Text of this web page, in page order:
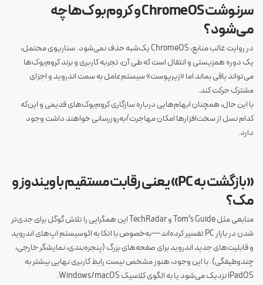
سرنوشت ChromeOS و کروم‌بوک‌ها چه
می‌شود؟
در روایت غالب منابع، ChromeOS یک‌شبه حذف نمی‌شود. سناریوی محتمل،
یک دوره همزیستی و انتقال است که طی آن، تجربه کاربری و برند کروم‌بوک‌ها
می‌تواند باقی بماند اما «زیرپوست» سیستم‌عامل به سمت اندروید و اجزای
مشترک حرکت کند.
با این حال، همچنان ابهام‌هایی درباره سازگاری کروم‌بوک‌های قدیمی و این‌که
کدام نسل از سخت‌افزارها امکان مهاجرت/به‌روزرسانی خواهند داشت وجود
دارد.
«بازگشت به PC» یعنی رقابت مستقیم با ویندوز و
مک؟
منابعی مثل Tom’s Guide و TechRadar این همگرایی را تلاش گوگل برای جدی‌تر
شدن در بازار PC تفسیر کرده‌اند—به‌خصوص با اتکا به اکوسیستم اپ‌های اندروید
و قابلیت‌های جدید اندروید برای صفحه‌های بزرگ (پنجره‌بندی، نمایشگر خارجی،
چندوظیفگی). با این وجود، هنوز مشخص نیست رابط کاربری نهایی بیشتر به
iPadOS نزدیک می‌شود یا به الگوی کلاسیک Windows/macOS. ‌